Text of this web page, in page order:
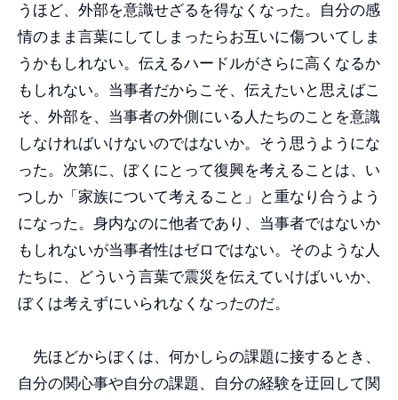
うほど、外部を意識せざるを得なくなった。自分の感
情のまま言葉にしてしまったらお互いに傷ついてしま
うかもしれない。伝えるハードルがさらに高くなるか
もしれない。当事者だからこそ、伝えたいと思えばこ
そ、外部を、当事者の外側にいる人たちのことを意識
しなければいけないのではないか。そう思うようにな
った。次第に、ぼくにとって復興を考えることは、い
つしか「家族について考えること」と重なり合うよう
になった。身内なのに他者であり、当事者ではないか
もしれないが当事者性はゼロではない。そのような人
たちに、どういう言葉で震災を伝えていけばいいか、
ぼくは考えずにいられなくなったのだ。
先ほどからぼくは、何かしらの課題に接するとき、
自分の関心事や自分の課題、自分の経験を迂回して関